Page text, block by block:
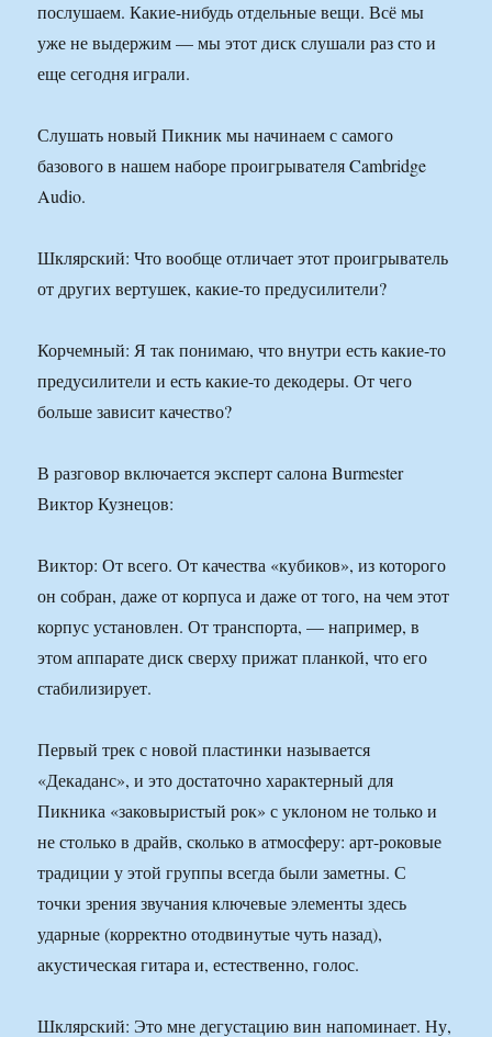
послушаем. Какие-нибудь отдельные вещи. Всё мы
уже не выдержим — мы этот диск слушали раз сто и
еще сегодня играли.
Слушать новый Пикник мы начинаем с самого
базового в нашем наборе проигрывателя Cambridge
Audio.
Шклярский: Что вообще отличает этот проигрыватель
от других вертушек, какие-то предусилители?
Корчемный: Я так понимаю, что внутри есть какие-то
предусилители и есть какие-то декодеры. От чего
больше зависит качество?
В разговор включается эксперт салона Burmester
Виктор Кузнецов:
Виктор: От всего. От качества «кубиков», из которого
он собран, даже от корпуса и даже от того, на чем этот
корпус установлен. От транспорта, — например, в
этом аппарате диск сверху прижат планкой, что его
стабилизирует.
Первый трек с новой пластинки называется
«Декаданс», и это достаточно характерный для
Пикника «заковыристый рок» с уклоном не только и
не столько в драйв, сколько в атмосферу: арт-роковые
традиции у этой группы всегда были заметны. С
точки зрения звучания ключевые элементы здесь
ударные (корректно отодвинутые чуть назад),
акустическая гитара и, естественно, голос.
Шклярский: Это мне дегустацию вин напоминает. Ну,